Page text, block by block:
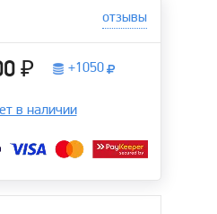
отзывы
₽ +1050
в наличии